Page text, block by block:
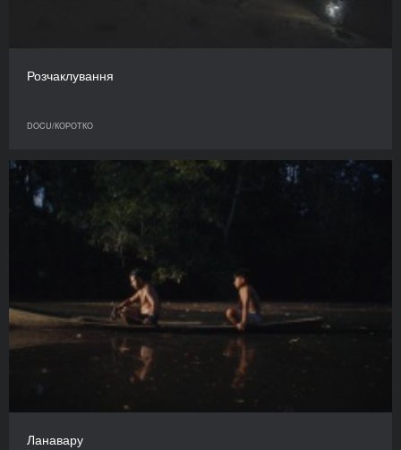
Розчаклування
DOCU/КОРОТКО
Ланавару